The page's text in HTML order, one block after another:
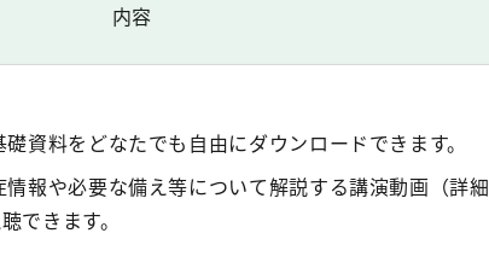
内容
資料をどなたでも自由にダウンロードできます。
報や必要な備え等について解説する講演動画（詳細
できます。